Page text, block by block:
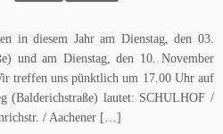
in diesem Jahr am Dienstag, den 03.
und am Dienstag, den 10. November
treffen uns pünktlich um 17.00 Uhr auf
(Balderichstraße) lautet: SCHULHOF /
/ Aachener […]